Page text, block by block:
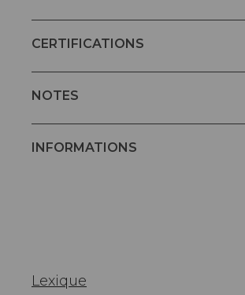
CERTIFICATIONS
NOTES
INFORMATIONS
Lexique